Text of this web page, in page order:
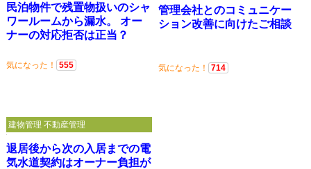
民泊物件で残置物扱いのシャ
ワールームから漏水。 オー
ナーの対応拒否は正当？
気になった！ 555
管理会社とのコミュニケー
ション改善に向けたご相談
気になった！ 714
退居後から次の入居までの電
気水道契約はオーナー負担が
建物管理 不動産管理